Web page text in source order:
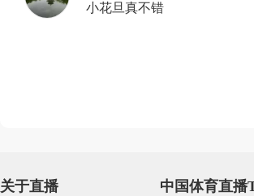
小花旦真不错
关于直播 中国体育直播